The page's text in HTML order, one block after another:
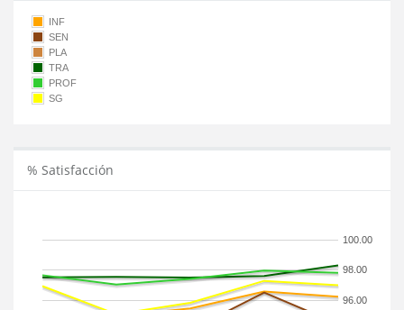
INF
SEN
PLA
TRA
PROF
SG
% Satisfacción
96.00
98.00
100.00